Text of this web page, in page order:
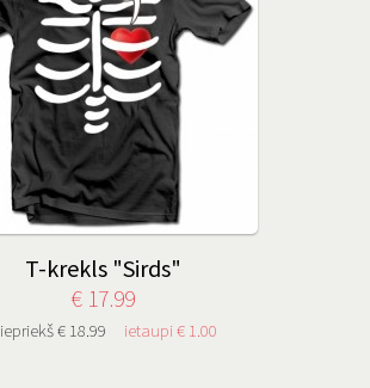
T-krekls "Sirds"
€ 17.99
iepriekš € 18.99 ietaupi € 1.00